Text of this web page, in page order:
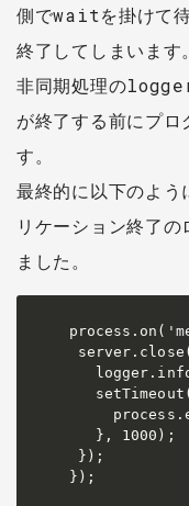
側でwaitを掛けて
終了してしまいます。
非同期処理の
が終了する前にプ
す。
最終的に以下のよ
リケーション終了
ました。
   }, 1000);
});
});